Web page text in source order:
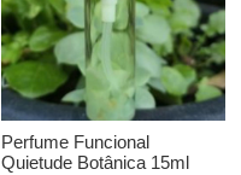
Perfume Funcional
Quietude Botânica 15ml